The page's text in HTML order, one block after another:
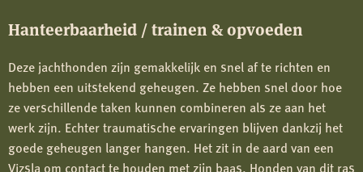
Hanteerbaarheid / trainen & opvoeden
Deze jachthonden zijn gemakkelijk en snel af te richten en
hebben een uitstekend geheugen. Ze hebben snel door hoe
ze verschillende taken kunnen combineren als ze aan het
werk zijn. Echter traumatische ervaringen blijven dankzij het
goede geheugen langer hangen. Het zit in de aard van een
Vizsla om contact te houden met zijn baas. Honden van dit ras